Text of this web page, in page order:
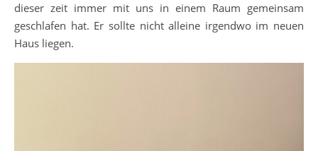
dieser zeit immer mit uns in einem Raum gemeinsam
geschlafen hat. Er sollte nicht alleine irgendwo im neuen
Haus liegen.